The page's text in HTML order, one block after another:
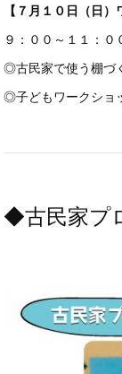
【７月１０日（日
９：００～１１：０
◎古民家で使う棚づ
◎子どもワークショ
◆古民家プ